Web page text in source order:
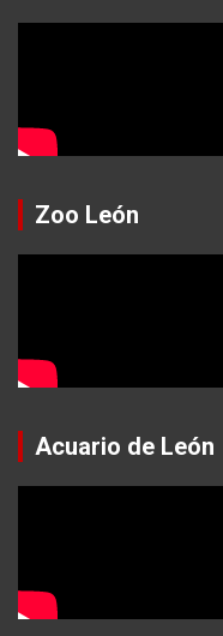
Zoo León
Acuario de León